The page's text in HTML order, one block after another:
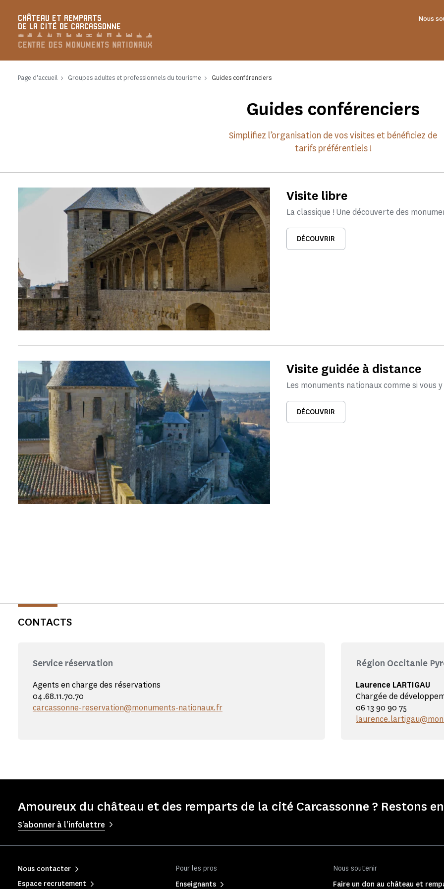
CHÂTEAU ET REMPARTS
DE LA CITÉ DE CARCASSONNE
Nous
Page d'accueil Groupes adultes et professionnels du tourisme Guides conférenciers
Guides conférenciers
Simplifiez l’organisation de vos visites et bénéficiez de
tarifs préférentiels !
Visite libre
La classique ! Une découverte des
DÉCOUVRIR
Visite guidée à distance
Les monuments nationaux comme si vous
DÉCOUVRIR
CONTACTS
Service réservation
Agents en charge des réservations
04.68.11.70.70
carcassonne-reservation@monuments-nationaux.fr
Région Occitanie
Laurence LARTIGAU
Chargée de
06 13 90 90 75
Amoureux du château et des remparts de la cité Carcassonne ? Restons
S'abonner à l'infolettre
Pour les pros
Enseignants
Nous soutenir
Faire un don au château et
Nous contacter
Espace recrutement